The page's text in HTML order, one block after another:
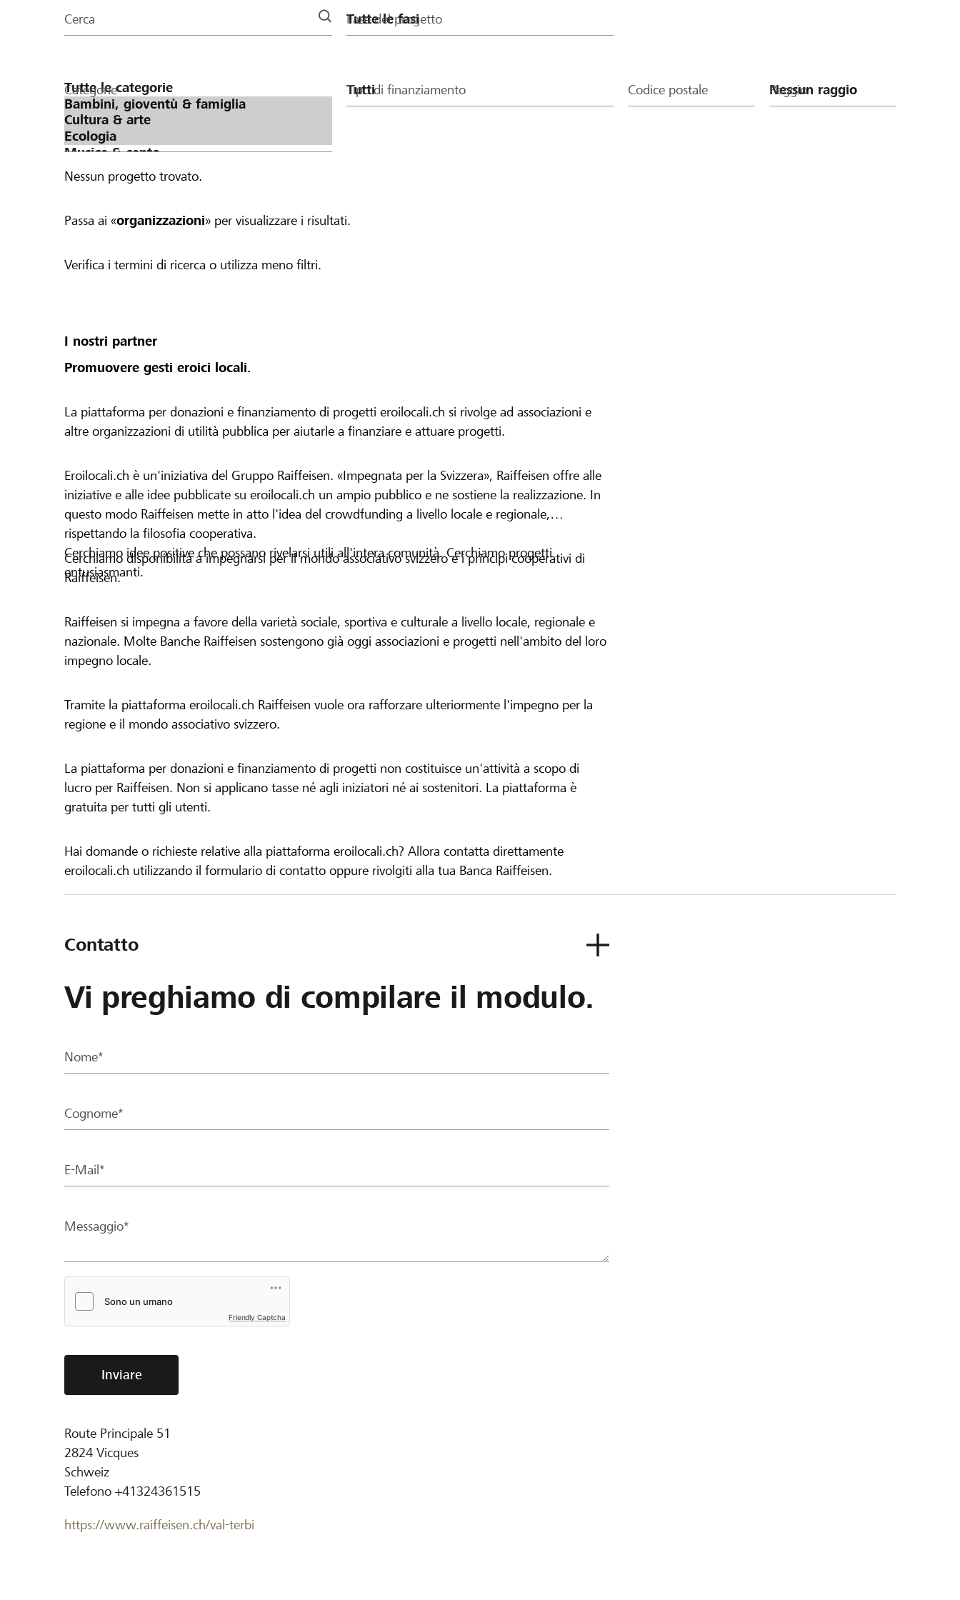
della
Cerca Fase del progetto
Categorie Tipo di finanziamento Codice postale Raggio
Nessun progetto trovato.
Passa ai «organizzazioni» per visualizzare i risultati.
Verifica i termini di ricerca o utilizza meno filtri.
I nostri partner
Promuovere gesti eroici locali.
La piattaforma per donazioni e finanziamento di progetti eroilocali.ch si rivolge ad associazioni e
altre organizzazioni di utilità pubblica per aiutarle a finanziare e attuare progetti.
Eroilocali.ch è un'iniziativa del Gruppo Raiffeisen. «Impegnata per la Svizzera», Raiffeisen offre alle
iniziative e alle idee pubblicate su eroilocali.ch un ampio pubblico e ne sostiene la realizzazione. In
questo modo Raiffeisen mette in atto l'idea del crowdfunding a livello locale e regionale,
rispettando la filosofia cooperativa.
Cerchiamo idee positive che possano rivelarsi utili all'intera comunità. Cerchiamo progetti
entusiasmanti.
Cerchiamo disponibilità a impegnarsi per il mondo associativo svizzero e i principi cooperativi di
Raiffeisen.
Raiffeisen si impegna a favore della varietà sociale, sportiva e culturale a livello locale, regionale e
nazionale. Molte Banche Raiffeisen sostengono già oggi associazioni e progetti nell'ambito del loro
impegno locale.
Tramite la piattaforma eroilocali.ch Raiffeisen vuole ora rafforzare ulteriormente l'impegno per la
regione e il mondo associativo svizzero.
La piattaforma per donazioni e finanziamento di progetti non costituisce un'attività a scopo di
lucro per Raiffeisen. Non si applicano tasse né agli iniziatori né ai sostenitori. La piattaforma è
gratuita per tutti gli utenti.
Hai domande o richieste relative alla piattaforma eroilocali.ch? Allora contatta direttamente
eroilocali.ch utilizzando il formulario di contatto oppure rivolgiti alla tua Banca Raiffeisen.
Contatto
Vi preghiamo di compilare il modulo.
Nome*
Cognome*
E-Mail*
Messaggio*
Friendly Captcha
Inviare
Route Principale 51
2824 Vicques
Schweiz
Telefono +41324361515
https://www.raiffeisen.ch/val-terbi